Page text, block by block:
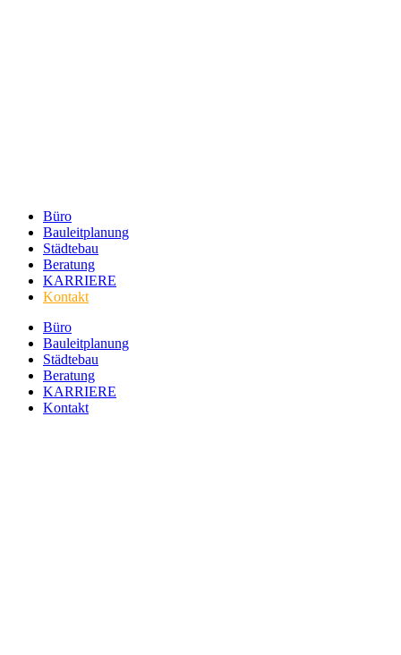
Büro
Bauleitplanung
Städtebau
Beratung
KARRIERE
Kontakt
Büro
Bauleitplanung
Städtebau
Beratung
KARRIERE
Kontakt